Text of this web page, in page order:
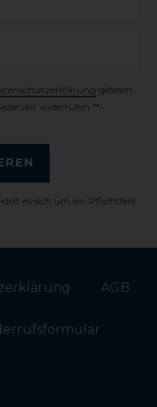
gelesen
widerrufen.**
es sich um ein Pflichtfeld.
AGB